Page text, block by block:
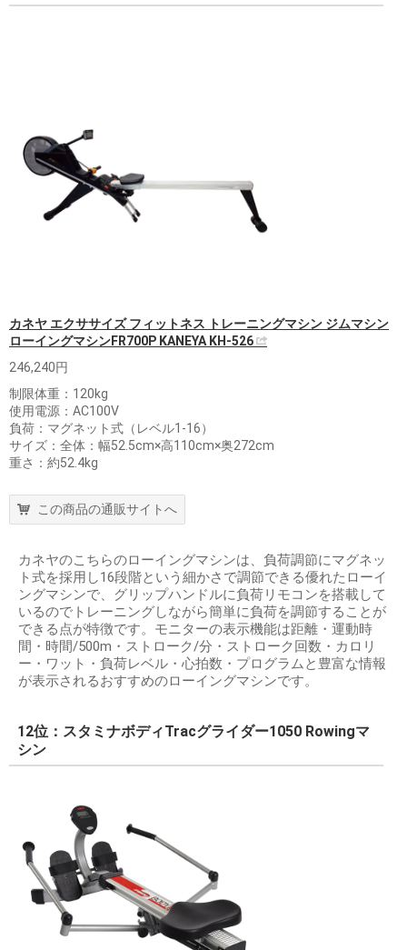
カネヤ エクササイズ フィットネス トレーニングマシン ジムマシン
ローイングマシンFR700P KANEYA KH-526
246,240円
制限体重：120kg
使用電源：AC100V
負荷：マグネット式（レベル1-16）
サイズ：全体：幅52.5cm×高110cm×奥272cm
重さ：約52.4kg
この商品の通販サイトへ
カネヤのこちらのローイングマシンは、負荷調節にマグネッ
ト式を採用し16段階という細かさで調節できる優れたローイ
ングマシンで、グリップハンドルに負荷リモコンを搭載して
いるのでトレーニングしながら簡単に負荷を調節することが
できる点が特徴です。モニターの表示機能は距離・運動時
間・時間/500m・ストローク/分・ストローク回数・カロリ
ー・ワット・負荷レベル・心拍数・プログラムと豊富な情報
が表示されるおすすめのローイングマシンです。
12位：スタミナボディTracグライダー1050 Rowingマ
シン